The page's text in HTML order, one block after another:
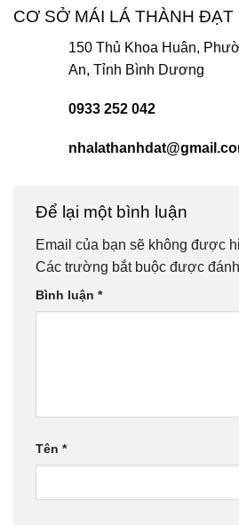
CƠ SỞ MÁI LÁ THÀNH ĐẠT
150 Thủ Khoa Huân,
An, Tỉnh Bình Dương
0933 252 042
Để lại một bình luận
Email của bạn sẽ không được
Các trường bắt buộc được
Bình luận *
Tên *